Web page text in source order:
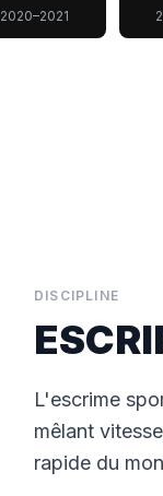
2020–2021
DISCIPLINE
L'escrime
mêlant
rapide du